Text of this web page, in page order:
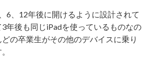
6、12年後に開けるように設計されて
年後も同じiPadを使っているものなの
の卒業生がその他のデバイスに乗り